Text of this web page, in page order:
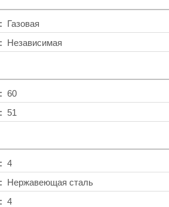
Газовая
Независимая
60
51
4
Нержавеющая сталь
4